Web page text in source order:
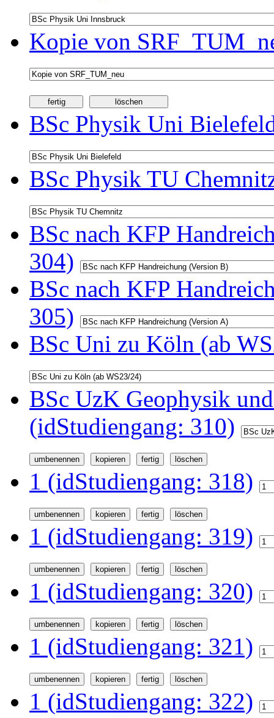
Kopie von
BSc Physik Uni
BSc Physik TU
BSc nach KFP
304)
BSc nach KFP
305)
BSc Uni zu Köln (ab
BSc UzK Geophysik
(idStudiengang: 310)
1 (idStudiengang: 318)
1 (idStudiengang: 319)
1 (idStudiengang: 320)
1 (idStudiengang: 321)
1 (idStudiengang: 322)